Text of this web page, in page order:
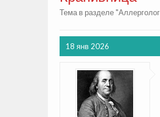
Тема в разделе "
18 янв 2026